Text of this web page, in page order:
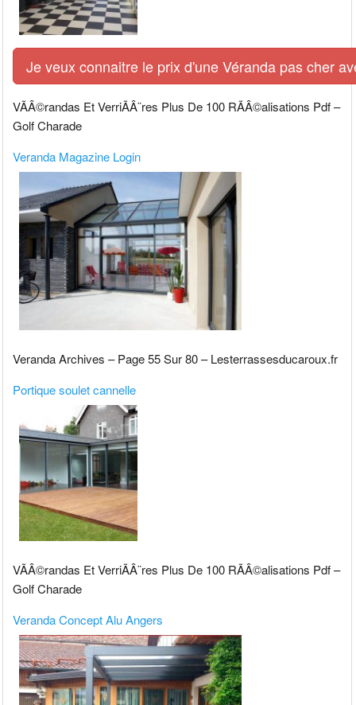
Je veux connaitre le prix d'une Véranda pas cher
VÃÂ©randas Et VerriÃÂ¨res Plus De 100 RÃÂ©alisations Pdf –
Golf Charade
Veranda Magazine Login
Veranda Archives – Page 55 Sur 80 – Lesterrassesducaroux.fr
Portique soulet cannelle
VÃÂ©randas Et VerriÃÂ¨res Plus De 100 RÃÂ©alisations Pdf –
Golf Charade
Veranda Concept Alu Angers